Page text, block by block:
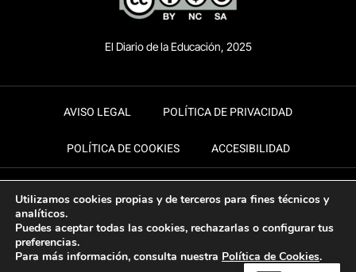
El Diario de la Educación, 2025
AVISO LEGAL POLÍTICA DE PRIVACIDAD
POLÍTICA DE COOKIES ACCESIBILIDAD
Utilizamos cookies propias y de terceros para fines técnicos y
analíticos.
Puedes aceptar todas las cookies, rechazarlas o configurar tus
preferencias.
Para más información, consulta nuestra Política de Cookies.